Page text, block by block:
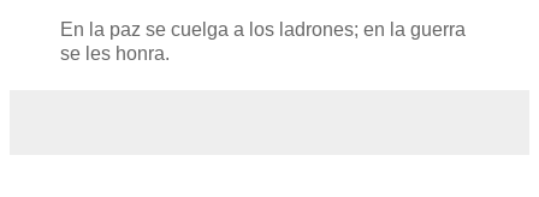
En la paz se cuelga a los ladrones; en la guerra
se les honra.